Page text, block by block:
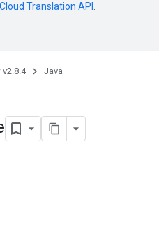
Cloud Translation API
v2.8.4 Java